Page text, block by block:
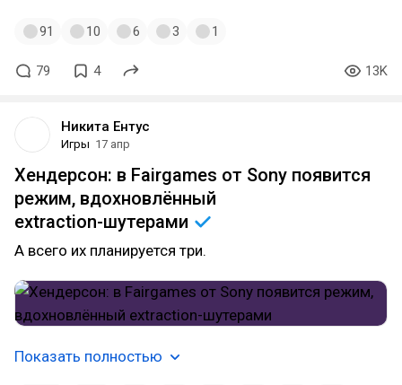
91 10 6 3 1
79 4 13K
Никита Ентус
Игры 17 апр
Хендерсон: в Fairgames от Sony появится
режим, вдохновлённый
extraction-шутерами
А всего их планируется три.
Показать полностью